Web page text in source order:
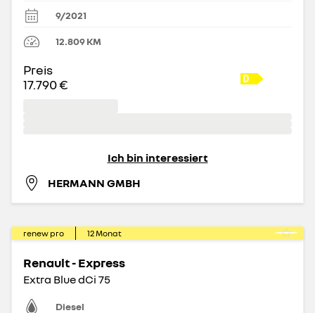
9/2021
12.809KM
Preis
17.790 €
Ich bin interessiert
HERMANN GMBH
renew pro 12Monat
Renault - Express
Extra Blue dCi 75
Diesel